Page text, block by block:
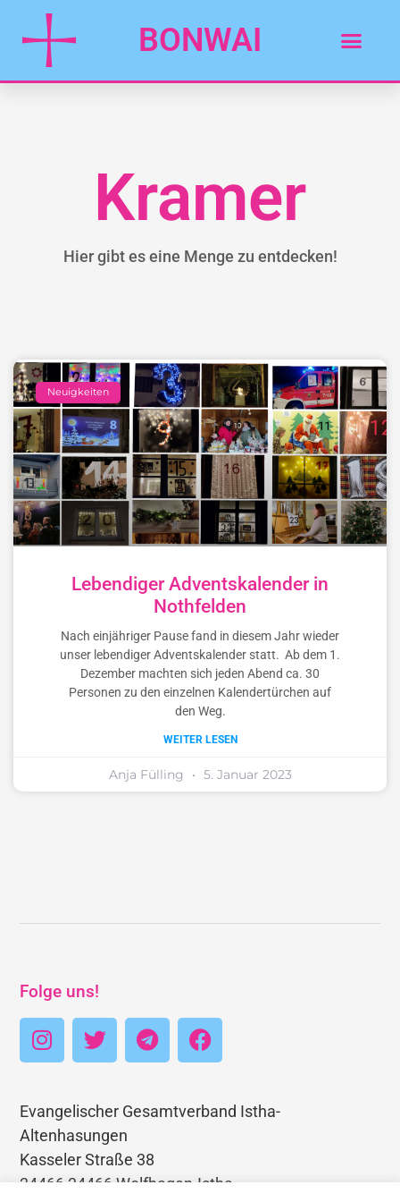
BONWAI
Kramer
Hier gibt es eine Menge zu entdecken!
Neuigkeiten
Lebendiger Adventskalender in
Nothfelden
Nach einjähriger Pause fand in diesem Jahr wieder
unser lebendiger Adventskalender statt. Ab dem 1.
Dezember machten sich jeden Abend ca. 30
Personen zu den einzelnen Kalendertürchen auf
den Weg.
WEITER LESEN
Anja Fülling 5. Januar 2023
Folge uns!
Evangelischer Gesamtverband Istha-
Altenhasungen
Kasseler Straße 38
34466 34466 Wolfhagen-Istha